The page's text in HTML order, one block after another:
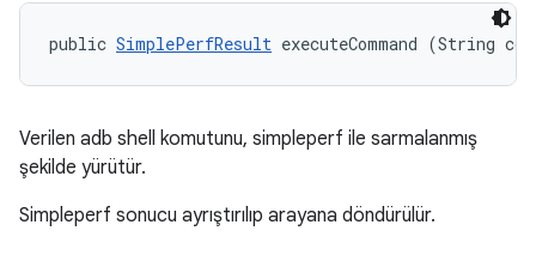
public SimplePerfResult executeCommand (String
Verilen adb shell komutunu, simpleperf ile sarmalanmış
şekilde yürütür.
Simpleperf sonucu ayrıştırılıp arayana döndürülür.